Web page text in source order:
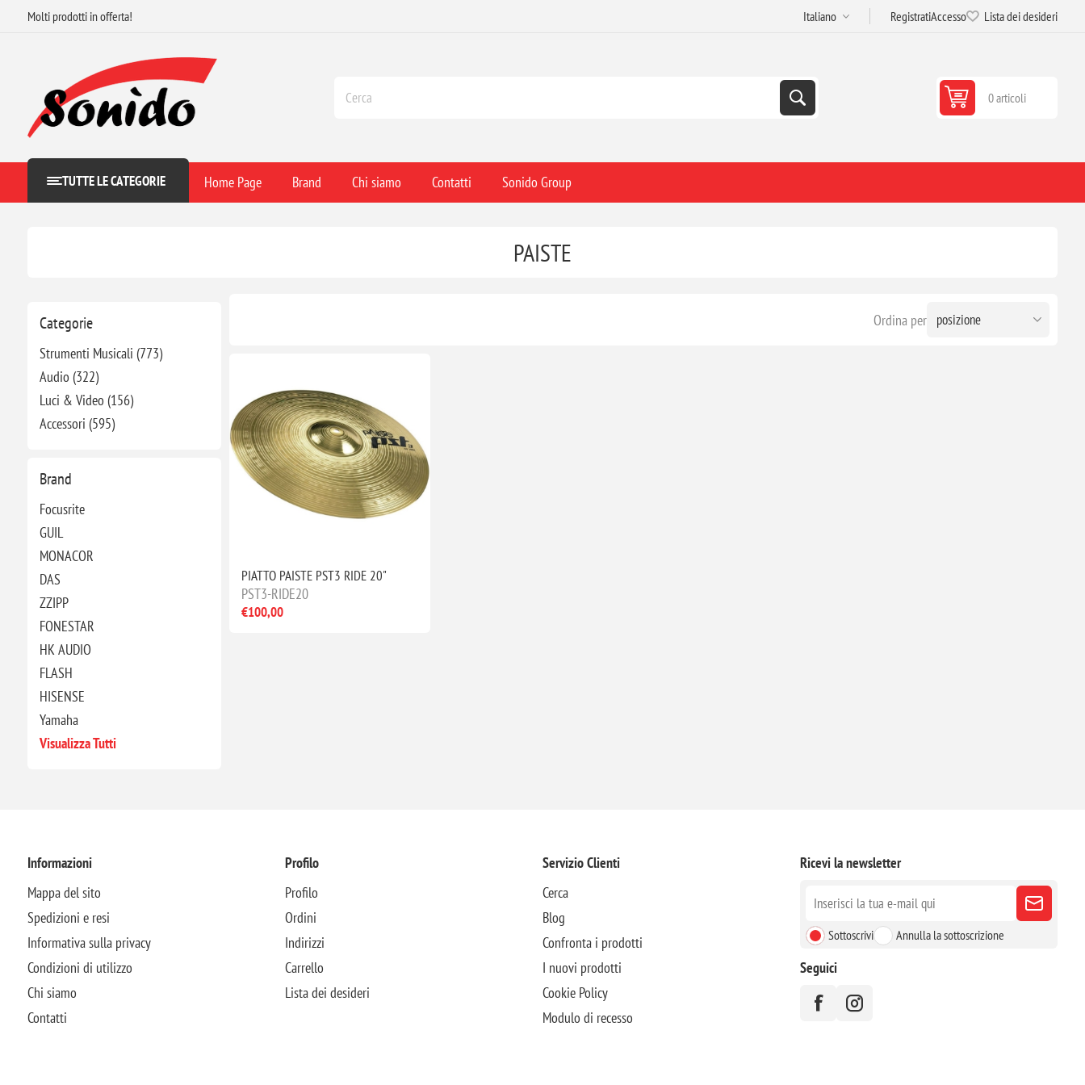
Molti prodotti in offerta! RegistratiAccesso Lista dei desideri
0 articoli
TUTTE LE CATEGORIE Home Page Brand Chi siamo Contatti Sonido Group
Categorie
Strumenti Musicali (773)
Audio (322)
Luci & Video (156)
Accessori (595)
Brand
Focusrite
GUIL
MONACOR
DAS
ZZIPP
FONESTAR
HK AUDIO
FLASH
HISENSE
Yamaha
Visualizza Tutti
PAISTE
Ordina per
PIATTO PAISTE PST3 RIDE 20"
PST3-RIDE20
€100,00
Informazioni
Mappa del sito
Spedizioni e resi
Informativa sulla privacy
Condizioni di utilizzo
Chi siamo
Contatti
Profilo
Profilo
Ordini
Indirizzi
Carrello
Lista dei desideri
Servizio Clienti
Cerca
Blog
Confronta i prodotti
I nuovi prodotti
Cookie Policy
Modulo di recesso
Ricevi la newsletter
Sottoscrivi Annulla la sottoscrizione
Seguici